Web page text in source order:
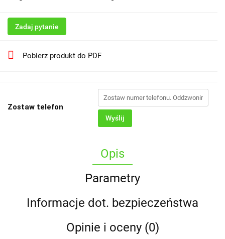
Zadaj pytanie
Pobierz produkt do PDF
Zostaw telefon
Wyślij
Opis
Parametry
Informacje dot. bezpieczeństwa
Opinie i oceny (0)